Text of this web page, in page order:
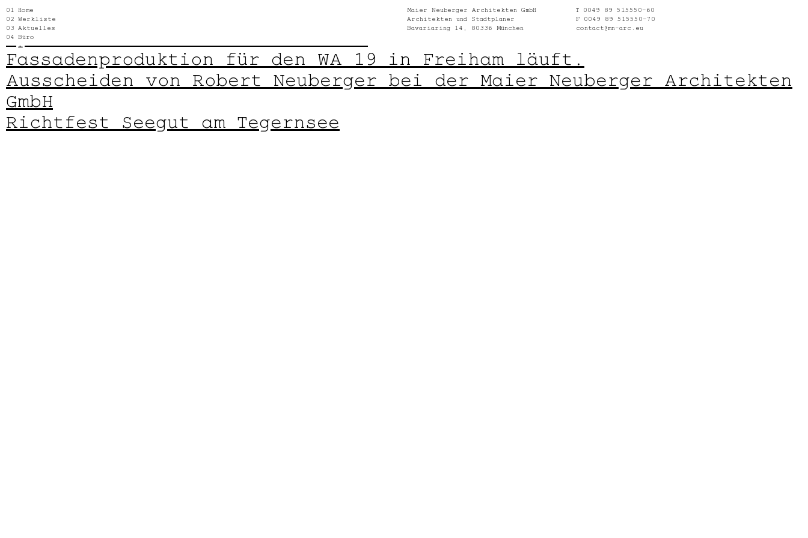
Home
Werkliste
Aktuelles
Büro
Maier Neuberger Architekten GmbH
Architekten und Stadtplaner
Bavariaring 14, 80336 München
T 0049 89 515550–60
F 0049 89 515550–70
contact@mn-arc.eu
Posts by
Spatenstich bei der Radrennbahn
Fassadenproduktion für den WA 19 in Freiham läuft.
Ausscheiden von Robert Neuberger bei der Maier Neuberger Architekten
GmbH
Richtfest Seegut am Tegernsee